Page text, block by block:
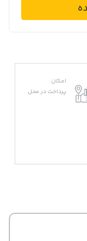
امکان
پرداخت در محل